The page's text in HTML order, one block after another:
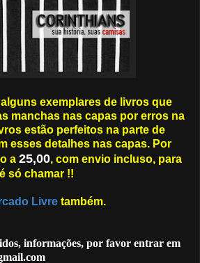
exemplares de livros que
manchas nas capas por erros na
estão perfeitos na parte de
esses detalhes nas capas. Por
a 25,00, com envio incluso, para
só chamar !!
Livre também.
informações, por favor entrar em